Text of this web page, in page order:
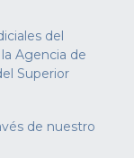
del
Agencia de
Superior
de nuestro